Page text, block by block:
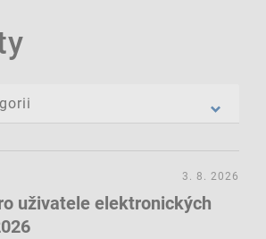
uživatele elektronických
3. 8. 2026